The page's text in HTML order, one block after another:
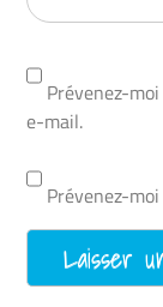
Prévenez-
e-mail.
Prévenez-